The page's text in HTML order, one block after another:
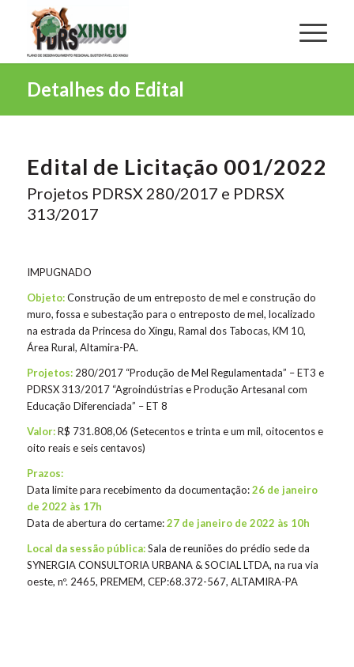
Detalhes do Edital
Edital de Licitação 001/2022
Projetos PDRSX 280/2017 e PDRSX
313/2017
IMPUGNADO
Objeto:Construção de um entreposto de mel e construção do
muro, fossa e subestação para o entreposto de mel, localizado
na estrada da Princesa do Xingu, Ramal dos Tabocas, KM 10,
Área Rural, Altamira-PA.
Projetos: 280/2017 “Produção de Mel Regulamentada” – ET3 e
PDRSX 313/2017 “Agroindústrias e Produção Artesanal com
Educação Diferenciada” – ET 8
Valor:R$ 731.808,06 (Setecentos e trinta e um mil, oitocentos e
oito reais e seis centavos)
Prazos:
Data limite para recebimento da documentação:26 de janeiro
de 2022 às 17h
Data de abertura do certame:27 de janeiro de 2022 às 10h
Local da sessão pública:Sala de reuniões do prédio sede da
SYNERGIA CONSULTORIA URBANA & SOCIAL LTDA, na rua via
oeste, nº. 2465, PREMEM, CEP:68.372-567, ALTAMIRA-PA